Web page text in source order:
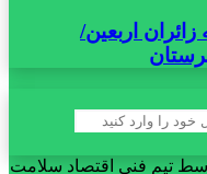
به زائران اربعین/
تیم فنی اقتصاد سلامت